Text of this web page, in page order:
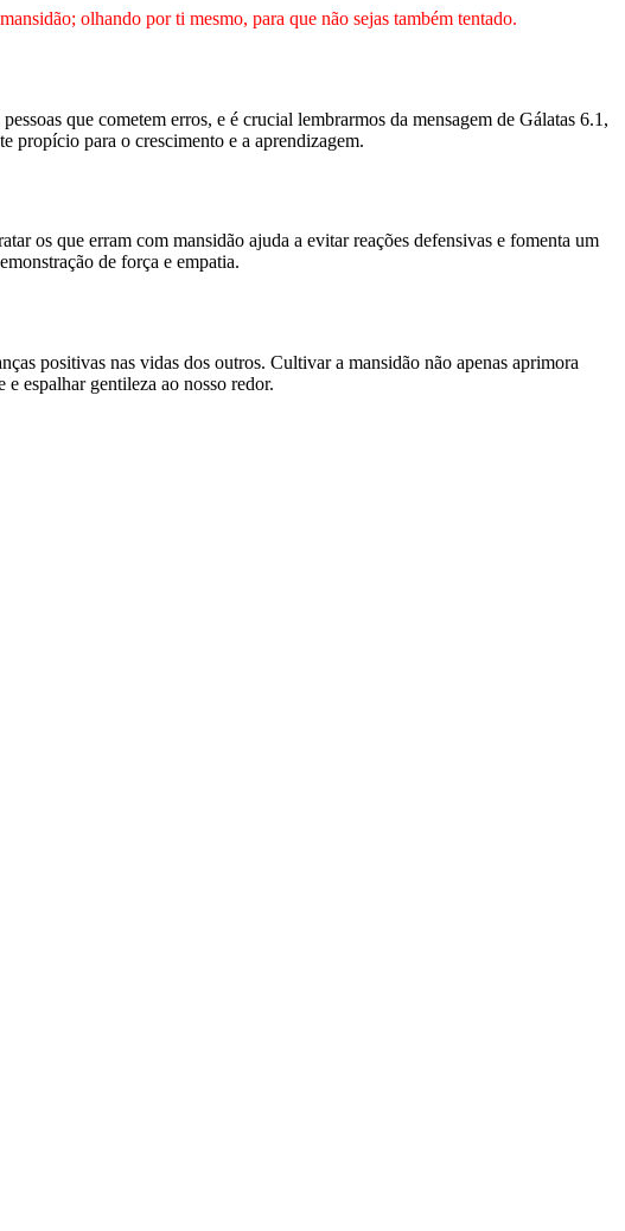
olhando por ti mesmo, para que não sejas também tentado.
que cometem erros, e é crucial lembrarmos da mensagem de Gálatas 6.1,
propício para o crescimento e a aprendizagem.
os que erram com mansidão ajuda a evitar reações defensivas e fomenta um
de força e empatia.
positivas nas vidas dos outros. Cultivar a mansidão não apenas aprimora
espalhar gentileza ao nosso redor.